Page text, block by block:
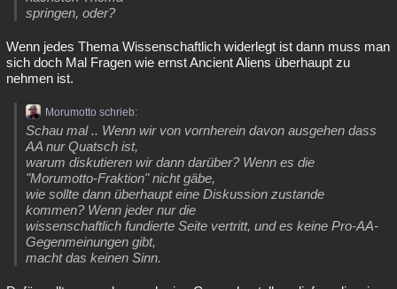
springen, oder?
Wenn jedes Thema Wissenschaftlich widerlegt ist dann muss man
sich doch Mal Fragen wie ernst Ancient Aliens überhaupt zu
nehmen ist.
Morumotto schrieb:
Schau mal .. Wenn wir von vornherein davon ausgehen dass
AA nur Quatsch ist,
warum diskutieren wir dann darüber? Wenn es die
"Morumotto-Fraktion" nicht gäbe,
wie sollte dann überhaupt eine Diskussion zustande
kommen? Wenn jeder nur die
wissenschaftlich fundierte Seite vertritt, und es keine Pro-AA-
Gegenmeinungen gibt,
macht das keinen Sinn.